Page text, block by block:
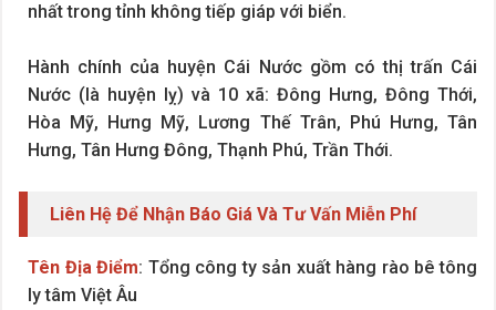
nhất trong tỉnh không tiếp giáp với biển.
Hành chính của huyện Cái Nước gồm có thị trấn Cái
Nước (là huyện lỵ) và 10 xã: Đông Hưng, Đông Thới,
Hòa Mỹ, Hưng Mỹ, Lương Thế Trân, Phú Hưng, Tân
Hưng, Tân Hưng Đông, Thạnh Phú, Trần Thới.
Liên Hệ Để Nhận Báo Giá Và Tư Vấn Miễn Phí
Tên Địa Điểm: Tổng công ty sản xuất hàng rào bê tông
ly tâm Việt Âu